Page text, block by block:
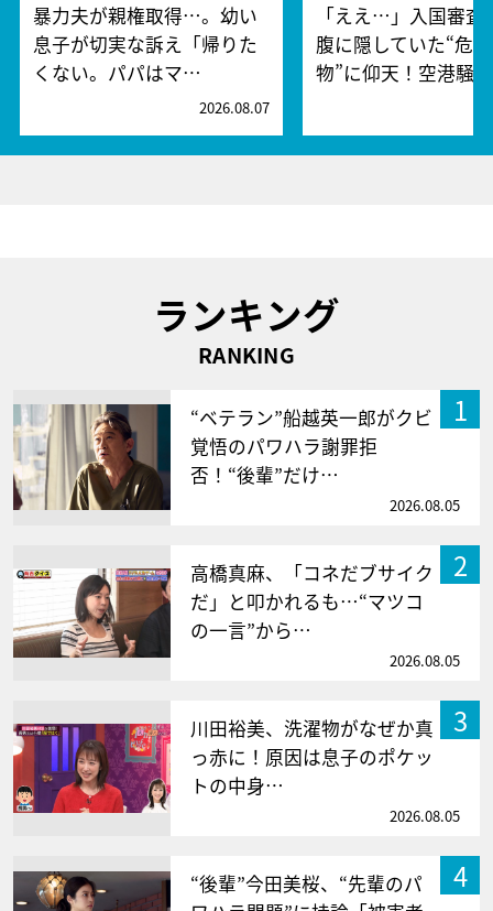
暴力夫が親権取得…。幼い
息子が切実な訴え「帰りた
くない。パパはマ…
2026.08.07
「ええ…」入国審査
腹に隠していた“危
物”に仰天！空港騒
ランキング
RANKING
1
“ベテラン”船越英一郎がクビ
覚悟のパワハラ謝罪拒
否！“後輩”だけ…
2026.08.05
2
高橋真麻、「コネだブサイク
だ」と叩かれるも…“マツコ
の一言”から…
2026.08.05
3
川田裕美、洗濯物がなぜか真
っ赤に！原因は息子のポケッ
トの中身…
2026.08.05
4
“後輩”今田美桜、“先輩のパ